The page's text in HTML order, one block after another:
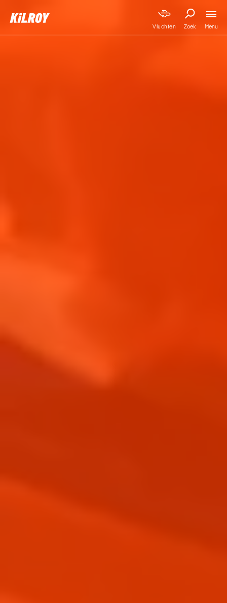
Vluchten Zoek Menu